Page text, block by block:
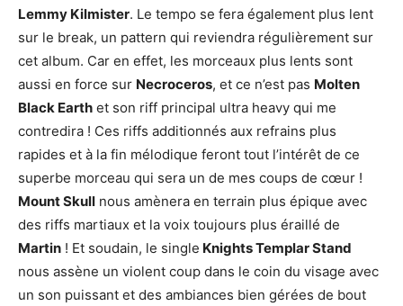
Lemmy Kilmister. Le tempo se fera également plus lent
sur le break, un pattern qui reviendra régulièrement sur
cet album. Car en effet, les morceaux plus lents sont
aussi en force sur Necroceros, et ce n’est pas Molten
Black Earth et son riff principal ultra heavy qui me
contredira ! Ces riffs additionnés aux refrains plus
rapides et à la fin mélodique feront tout l’intérêt de ce
superbe morceau qui sera un de mes coups de cœur !
Mount Skull nous amènera en terrain plus épique avec
des riffs martiaux et la voix toujours plus éraillé de
Martin ! Et soudain, le single Knights Templar Stand
nous assène un violent coup dans le coin du visage avec
un son puissant et des ambiances bien gérées de bout